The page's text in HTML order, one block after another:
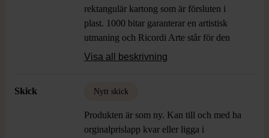
rektangulär kartong som är försluten i
plast. 1000 bitar garanterar en artistisk
utmaning och Ricordi Arte står för den
kulturella touchen. Perfekt för dig som
Visa all beskrivning
Skick Nytt skick
Produkten är som ny. Kan till och med ha
orginalprislapp kvar eller ligga i